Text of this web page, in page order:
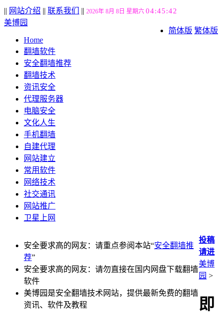
|| 网站介绍 || 联系我们 || 2026年 8月 8日 星期六 04:45:43
简体版 繁体版
美博园
Home
翻墙软件
安全翻墙推荐
翻墙技术
资讯安全
代理服务器
电脑安全
文化人生
手机翻墙
自建代理
网站建立
常用软件
网络技术
社交通讯
网站推广
卫星上网
安全要求高的网友：请重点参阅本站“安全翻墙推
荐”
安全要求高的网友：请勿直接在国内网盘下载翻墙
软件
美博园是安全翻墙技术网站，提供最新免费的翻墙
资讯、软件及教程
投稿
请进
美博
园 >
即